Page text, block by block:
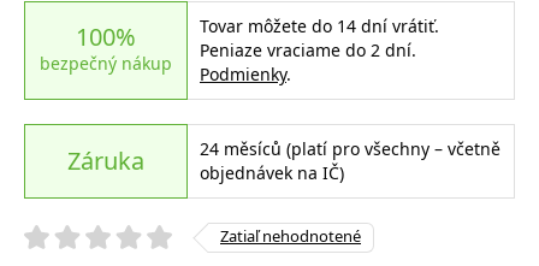
100%
bezpečný nákup
Tovar môžete do 14 dní vrátiť.
Peniaze vraciame do 2 dní.
Podmienky.
Záruka
24 měsíců (platí pro všechny – včetně
objednávek na IČ)
Zatiaľ nehodnotené